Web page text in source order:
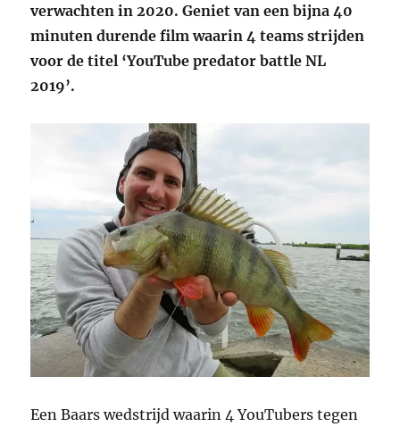
verwachten in 2020. Geniet van een bijna 40
minuten durende film waarin 4 teams strijden
voor de titel ‘YouTube predator battle NL
2019’.
Een Baars wedstrijd waarin 4 YouTubers tegen